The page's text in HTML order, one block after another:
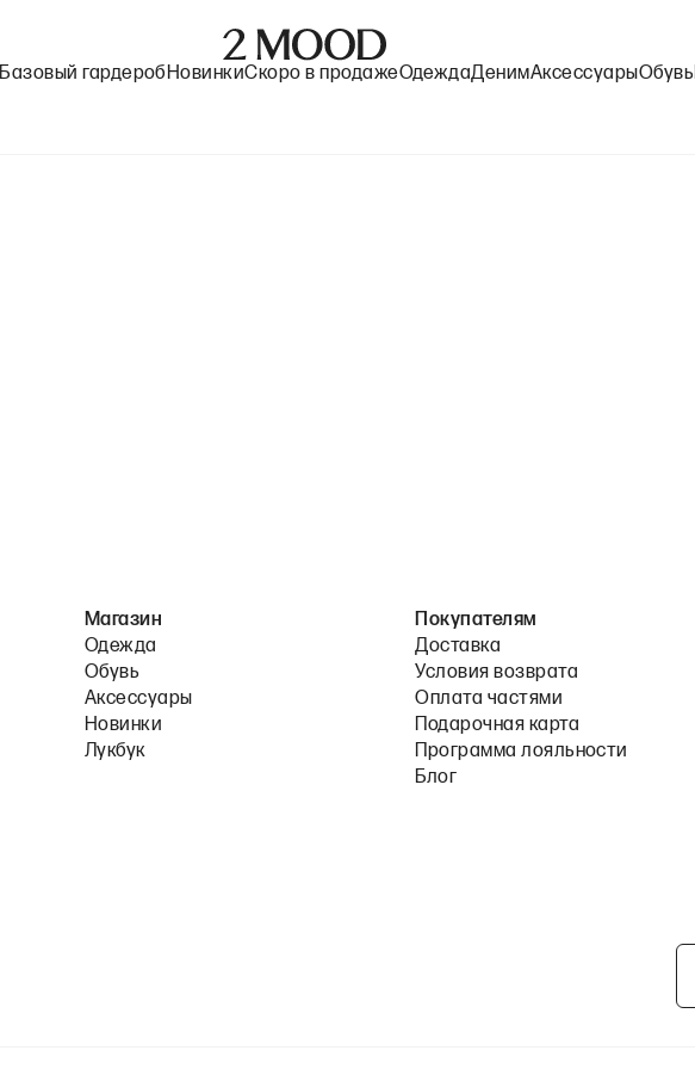
Базовый гардероб НовинкиСкоро в продажеОдеждаДенимАксессуарыОбувь
Магазин
Одежда
Обувь
Аксессуары
Новинки
Лукбук
Покупателям
Доставка
Условия возврата
Оплата частями
Подарочная карта
Программа лояльности
Блог